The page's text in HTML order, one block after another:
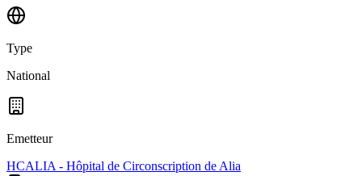
Type
National
Emetteur
HCALIA - Hôpital de Circonscription de Alia